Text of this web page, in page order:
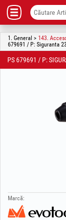
1. General > 143.
679691 / P: Siguranta
PS 679691 / P:
Marcă: